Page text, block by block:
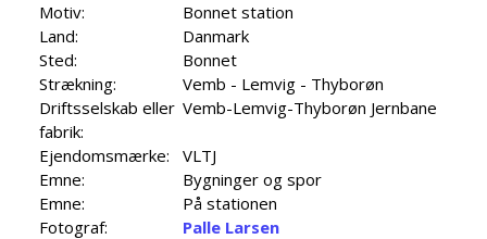
Motiv:
Bonnet station
Land:
Danmark
Sted:
Bonnet
Strækning:
Vemb - Lemvig - Thyborøn
Driftsselskab eller
fabrik:
Vemb-Lemvig-Thyborøn Jernbane
Ejendomsmærke:
VLTJ
Emne:
Bygninger og spor
Emne:
På stationen
Fotograf:
Palle Larsen